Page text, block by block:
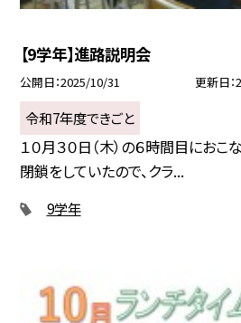
【9学年】進路説明会
公開日 2025/10/31 更新日
令和7年度できごと
１０月３０日（木）の６時間目におこ
閉鎖をしていたので、クラ...
9学年